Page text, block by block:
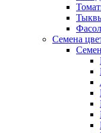
Семена